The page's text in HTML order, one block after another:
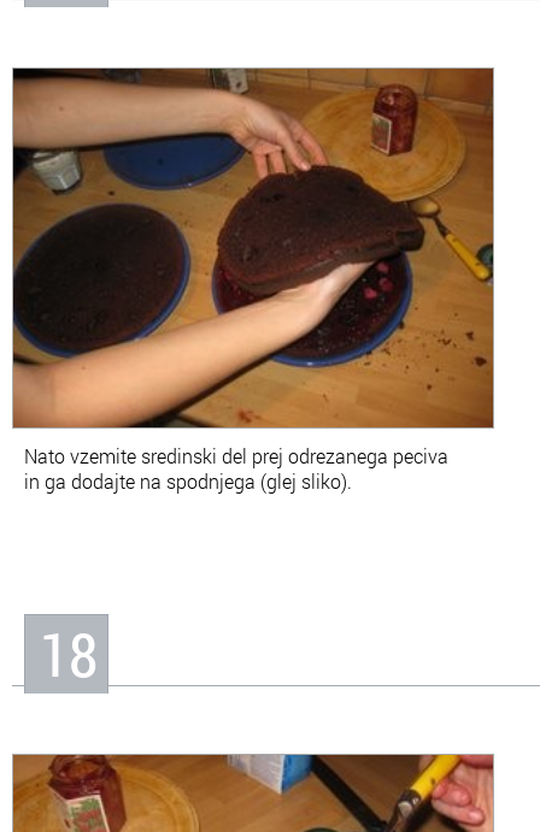
Nato vzemite sredinski del prej odrezanega peciva
in ga dodajte na spodnjega (glej sliko).
18